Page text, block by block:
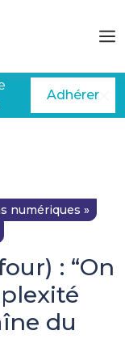
Adhérer
numériques »
: “On
du